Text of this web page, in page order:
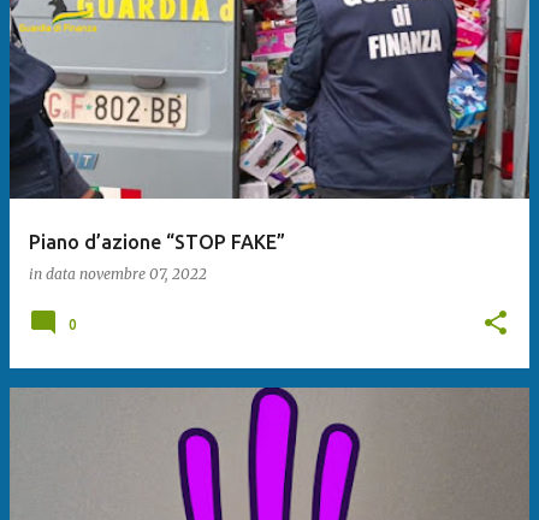
Piano d’azione “STOP FAKE”
in data novembre 07, 2022
0